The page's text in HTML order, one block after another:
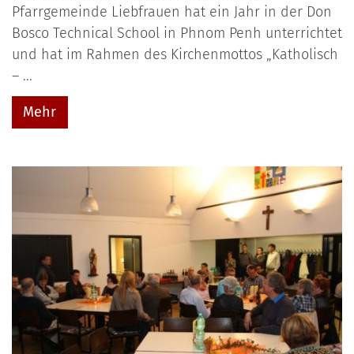
Pfarrgemeinde Liebfrauen hat ein Jahr in der Don
Bosco Technical School in Phnom Penh unterrichtet
und hat im Rahmen des Kirchenmottos „Katholisch
– ...
Mehr